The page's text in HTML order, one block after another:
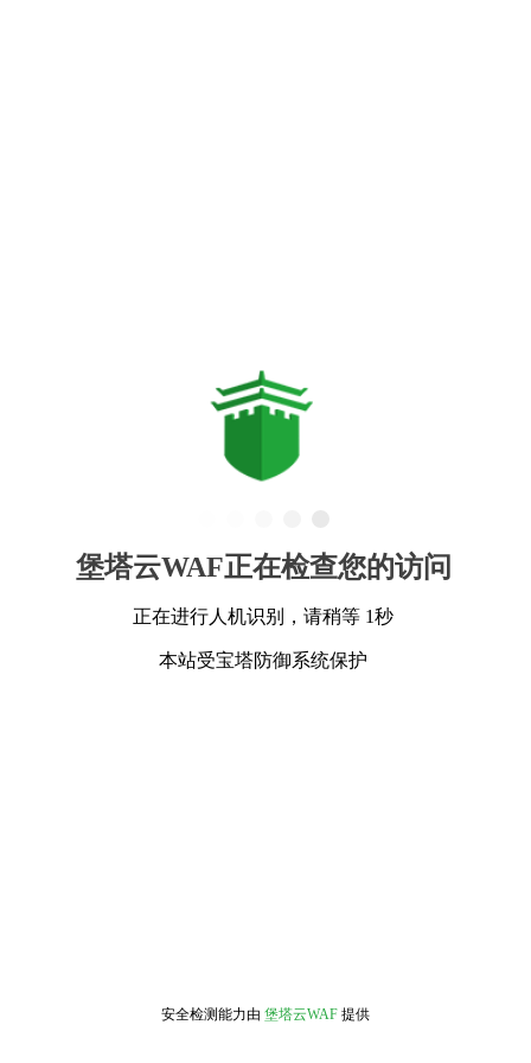
堡塔云WAF正在检查您的访问
正在进行人机识别，请稍等 1秒
本站受宝塔防御系统保护
安全检测能力由 堡塔云WAF 提供